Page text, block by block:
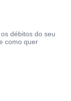
débitos do seu
como quer